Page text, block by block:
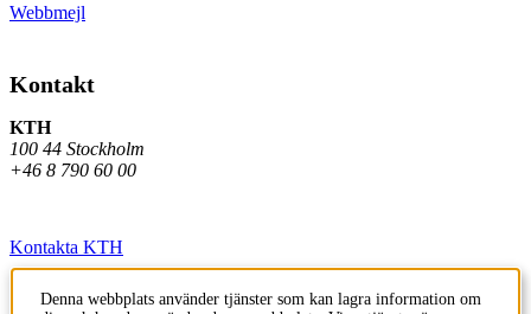
Webbmejl
Kontakt
KTH
100 44 Stockholm
+46 8 790 60 00
Kontakta KTH
Jobba på KTH
Denna webbplats använder tjänster som kan lagra information om